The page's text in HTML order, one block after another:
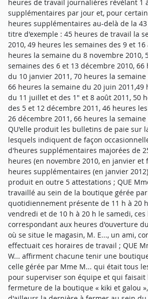
heures de travail journalières révélant 1
supplémentaires par jour et, pour
heures supplémentaires au-delà de la
titre d'exemple : 45 heures de travail la
2010, 49 heures les semaines des 9 et 16
heures la semaine du 8 novembre 2010,
semaines des 6 et 13 décembre 2010,
du 10 janvier 2011, 70 heures la
66 heures la semaine du 20 juin 2011,49
du 11 juillet et des 1" et 8 août 2011, 50
des 5 et 12 décembre 2011, 46 heures
26 décembre 2011, 66 heures la
QU'elle produit les bulletins de paie sur
lesquels indiquent de façon
d'heures supplémentaires majorées de
heures (en novembre 2010, en janvier et
heures supplémentaires (en janvier
produit en outre 5 attestations ; QUE
travaillé au sein de la boutique gérée
quotidiennement présente de 11 h à 20
vendredi et de 10 h à 20 h le samedi, ces
correspondant aux heures d'ouverture
où se situe le magasin, M. E..., un ami,
effectuait ces horaires de travail ; QUE
W... affirment chacune tenir une
celle gérée par Mme M... qui était tous
pour superviser son équipe et qui faisait
fermeture de la boutique « kiki et galou